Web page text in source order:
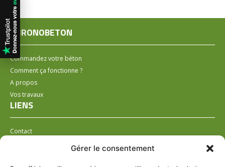
Gérer le consentement
CHRONOBETON
Commandez votre béton
Comment ça fonctionne ?
A propos
Vos travaux
LIENS
Contact